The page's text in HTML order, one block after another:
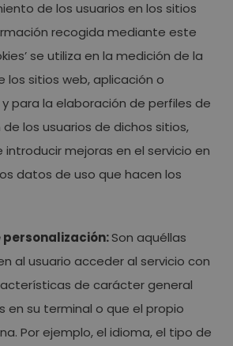
de los usuarios en los sitios
recogida mediante este
se utiliza en la medición de la
los sitios web, aplicación o
para la elaboración de perfiles de
los usuarios de dichos sitios,
introducir mejoras en el servicio en
datos de uso que hacen los
personalización:Son aquéllas
al usuario acceder al servicio con
de carácter general
en su terminal o que el propio
Por ejemplo, el idioma, el tipo de